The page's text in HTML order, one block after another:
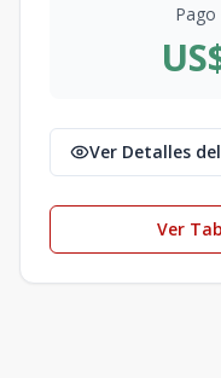
Ver Detalles
Ver